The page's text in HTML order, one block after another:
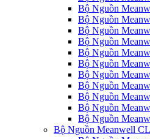
Bộ Nguồn
Bộ Nguồn
Bộ Nguồn
Bộ Nguồn
Bộ Nguồn
Bộ Nguồn
Bộ Nguồn
Bộ Nguồn
Bộ Nguồn
Bộ Nguồn
Bộ Nguồn
Bộ Nguồn Meanwell